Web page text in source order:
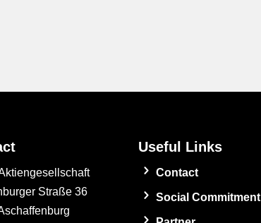
Straße 36
Useful Links
Contact
Social Commitment